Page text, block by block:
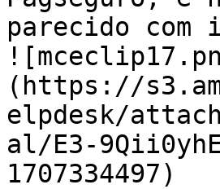
parecido com
(https://
elpdesk/
al/E3-
1707334497)